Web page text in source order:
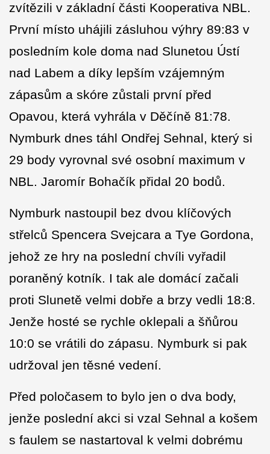
zvítězili v základní části Kooperativa NBL.
První místo uhájili zásluhou výhry 89:83 v
posledním kole doma nad Slunetou Ústí
nad Labem a díky lepším vzájemným
zápasům a skóre zůstali první před
Opavou, která vyhrála v Děčíně 81:78.
Nymburk dnes táhl Ondřej Sehnal, který si
29 body vyrovnal své osobní maximum v
NBL. Jaromír Bohačík přidal 20 bodů.
Nymburk nastoupil bez dvou klíčových
střelců Spencera Svejcara a Tye Gordona,
jehož ze hry na poslední chvíli vyřadil
poraněný kotník. I tak ale domácí začali
proti Slunetě velmi dobře a brzy vedli 18:8.
Jenže hosté se rychle oklepali a šňůrou
10:0 se vrátili do zápasu. Nymburk si pak
udržoval jen těsné vedení.
Před poločasem to bylo jen o dva body,
jenže poslední akci si vzal Sehnal a košem
s faulem se nastartoval k velmi dobrému